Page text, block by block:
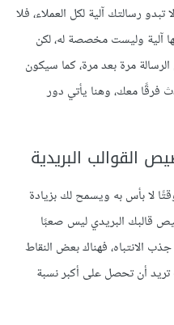
رسالتك آلية لكل العملاء، فلا
آلية وليست مخصصة له، لكن
مرة بعد مرة، كما سيكون
فرقًا معك، وهنا يأتي دور
لا بأس به ويسمح لك بزيادة
قالبك البريدي ليس صعبًا
الانتباه، فهناك بعض النقاط
أن تحصل على أكبر نسبة